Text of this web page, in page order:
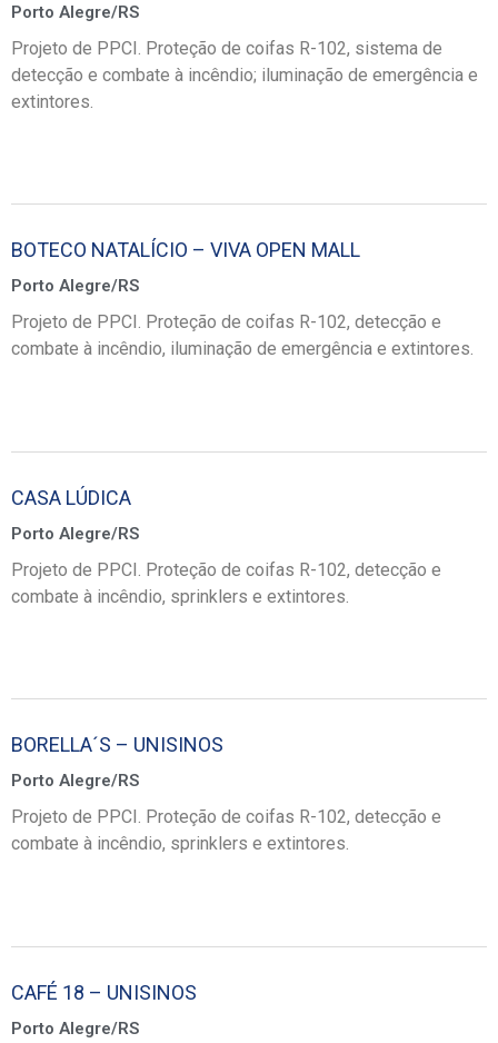
Porto Alegre/RS
Projeto de PPCI. Proteção de coifas R-102, sistema de
detecção e combate à incêndio; iluminação de emergência e
extintores.
BOTECO NATALÍCIO – VIVA OPEN MALL
Porto Alegre/RS
Projeto de PPCI. Proteção de coifas R-102, detecção e
combate à incêndio, iluminação de emergência e extintores.
CASA LÚDICA
Porto Alegre/RS
Projeto de PPCI. Proteção de coifas R-102, detecção e
combate à incêndio, sprinklers e extintores.
BORELLA´S – UNISINOS
Porto Alegre/RS
Projeto de PPCI. Proteção de coifas R-102, detecção e
combate à incêndio, sprinklers e extintores.
CAFÉ 18 – UNISINOS
Porto Alegre/RS